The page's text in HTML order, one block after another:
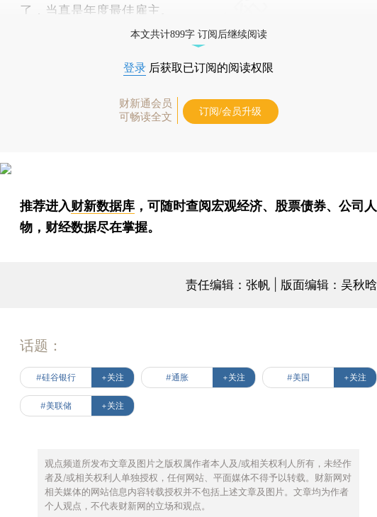
了，当真是年度最佳雇主。
本文共计899字 订阅后继续阅读
登录 后获取已订阅的阅读权限
财新通会员
可畅读全文
订阅/会员升级
推荐进入财新数据库 ，可随时查阅宏观经济、股票债券、公司人
物，财经数据尽在掌握。
责任编辑：张帆 | 版面编辑：吴秋晗
话题：
#硅谷银行 +关注 #通胀 +关注 #美国 +关注
#美联储 +关注
观点频道所发布文章及图片之版权属作者本人及/或相关权利人所有，未经作
者及/或相关权利人单独授权，任何网站、平面媒体不得予以转载。财新网对
相关媒体的网站信息内容转载授权并不包括上述文章及图片。文章均为作者
个人观点，不代表财新网的立场和观点。